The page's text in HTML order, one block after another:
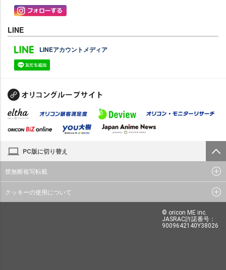
LINE
LINEアカウントメディア
PC版に切り替え
禁無断複写転載
クッキーの使用について
© oricon ME inc.
JASRAC許諾番号：
9009642140Y38026